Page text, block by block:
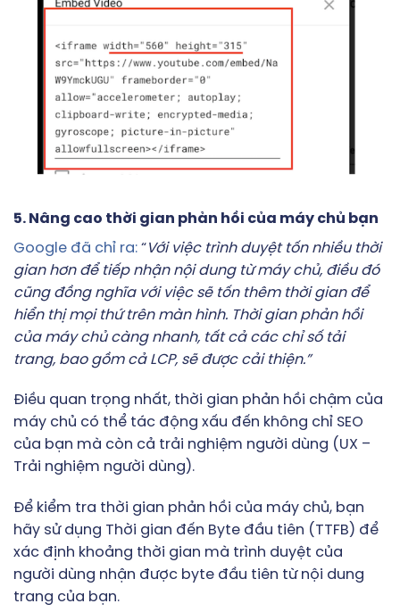
5. Nâng cao thời gian phản hồi của máy chủ bạn
Google đã chỉ ra: “Với việc trình duyệt tốn nhiều thời
gian hơn để tiếp nhận nội dung từ máy chủ, điều đó
cũng đồng nghĩa với việc sẽ tốn thêm thời gian để
hiển thị mọi thứ trên màn hình. Thời gian phản hồi
của máy chủ càng nhanh, tất cả các chỉ số tải
trang, bao gồm cả LCP, sẽ được cải thiện.”
Điều quan trọng nhất, thời gian phản hồi chậm của
máy chủ có thể tác động xấu đến không chỉ SEO
của bạn mà còn cả trải nghiệm người dùng (UX –
Trải nghiệm người dùng).
Để kiểm tra thời gian phản hồi của máy chủ, bạn
hãy sử dụng Thời gian đến Byte đầu tiên (TTFB) để
xác định khoảng thời gian mà trình duyệt của
người dùng nhận được byte đầu tiên từ nội dung
trang của bạn.